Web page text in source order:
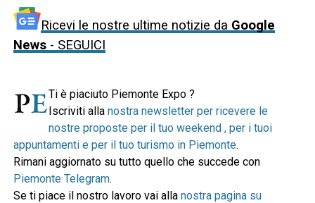
Ricevi le nostre ultime notizie da Google
News- SEGUICI
Ti è piaciuto Piemonte Expo ?
Iscriviti alla nostra newsletter per ricevere le
nostre proposte per il tuo weekend , per i tuoi
appuntamenti e per il tuo turismo in Piemonte.
Rimani aggiornato su tutto quello che succede con
Piemonte Telegram.
Se ti piace il nostro lavoro vai alla nostra pagina su